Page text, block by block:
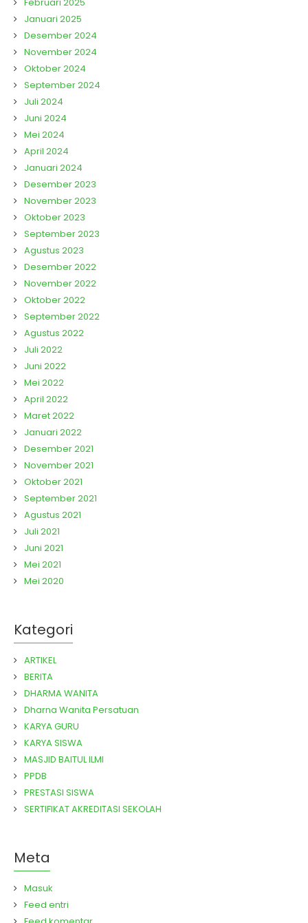
Januari 2025
Desember 2024
November 2024
Oktober 2024
September 2024
Juli 2024
Juni 2024
Mei 2024
April 2024
Januari 2024
Desember 2023
November 2023
Oktober 2023
September 2023
Agustus 2023
Desember 2022
November 2022
Oktober 2022
September 2022
Agustus 2022
Juli 2022
Juni 2022
Mei 2022
April 2022
Maret 2022
Januari 2022
Desember 2021
November 2021
Oktober 2021
September 2021
Agustus 2021
Juli 2021
Juni 2021
Mei 2021
Mei 2020
Kategori
ARTIKEL
BERITA
DHARMA WANITA
Dharna Wanita Persatuan
KARYA GURU
KARYA SISWA
MASJID BAITUL ILMI
PPDB
PRESTASI SISWA
SERTIFIKAT AKREDITASI SEKOLAH
Meta
Masuk
Feed entri